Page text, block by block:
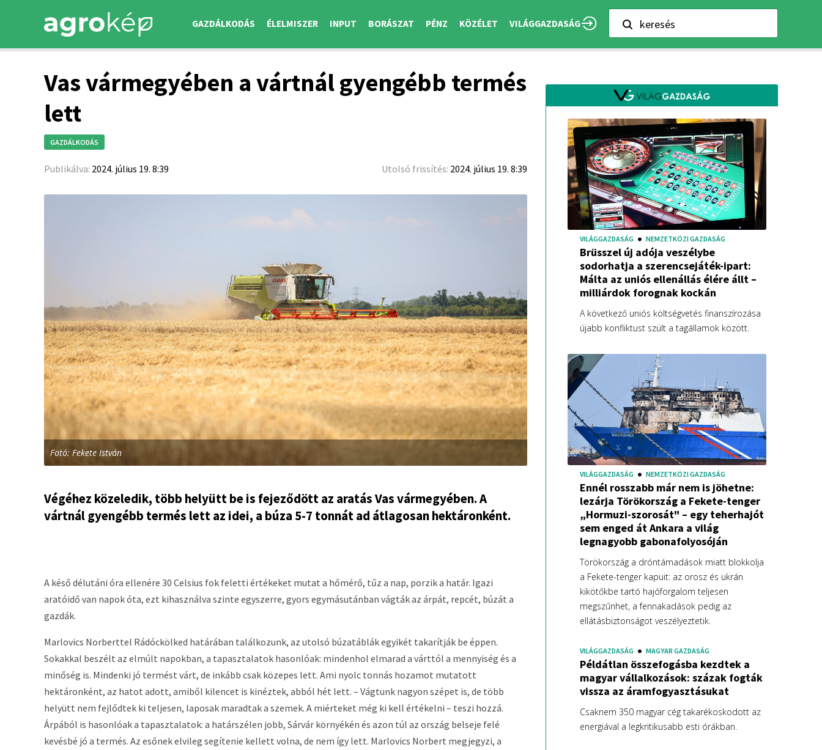
GAZDÁLKODÁS ÉLELMISZER INPUT BORÁSZAT PÉNZ KÖZÉLET VILÁGGAZDASÁG keresés
Vas vármegyében a vártnál gyengébb termés
lett
GAZDÁLKODÁS
Publikálva: 2024. július 19. 8:39 Utolsó frissítés: 2024. július 19. 8:39
Fotó: Fekete István
Végéhez közeledik, több helyütt be is fejeződött az aratás Vas vármegyében. A
vártnál gyengébb termés lett az idei, a búza 5-7 tonnát ad átlagosan hektáronként.
A késő délutáni óra ellenére 30 Celsius fok feletti értékeket mutat a hőmérő, tűz a nap, porzik a határ. Igazi
aratóidő van napok óta, ezt kihasználva szinte egyszerre, gyors egymásutánban vágták az árpát, repcét, búzát a
gazdák.
Marlovics Norberttel Rádóckölked határában találkozunk, az utolsó búzatáblák egyikét takarítják be éppen.
Sokakkal beszélt az elmúlt napokban, a tapasztalatok hasonlóak: mindenhol elmarad a várttól a mennyiség és a
minőség is. Mindenki jó termést várt, de inkább csak közepes lett. Ami nyolc tonnás hozamot mutatott
hektáronként, az hatot adott, amiből kilencet is kinéztek, abból hét lett. – Vágtunk nagyon szépet is, de több
helyütt nem fejlődtek ki teljesen, laposak maradtak a szemek. A miérteket még ki kell értékelni – teszi hozzá.
Árpából is hasonlóak a tapasztalatok: a határszélen jobb, Sárvár környékén és azon túl az ország belseje felé
kevésbé jó a termés. Az esőnek elvileg segítenie kellett volna, de nem így lett. Marlovics Norbert megjegyzi, a
VILÁGGAZDASÁG NEMZETKÖZI GAZDASÁG
Brüsszel új adója veszélybe
sodorhatja a szerencsejáték-ipart:
Málta az uniós ellenállás élére állt –
milliárdok forognak kockán
A következő uniós költségvetés finanszírozása
újabb konfliktust szült a tagállamok között.
VILÁGGAZDASÁG NEMZETKÖZI GAZDASÁG
Ennél rosszabb már nem is jöhetne:
lezárja Törökország a Fekete-tenger
„Hormuzi-szorosát" – egy teherhajót
sem enged át Ankara a világ
legnagyobb gabonafolyosóján
Törökország a dróntámadások miatt blokkolja
a Fekete-tenger kapuit: az orosz és ukrán
kikötőkbe tartó hajóforgalom teljesen
megszűnhet, a fennakadások pedig az
ellátásbiztonságot veszélyeztetik.
VILÁGGAZDASÁG MAGYAR GAZDASÁG
Példátlan összefogásba kezdtek a
magyar vállalkozások: százak fogták
vissza az áramfogyasztásukat
Csaknem 350 magyar cég takarékoskodott az
energiával a legkritikusabb esti órákban.